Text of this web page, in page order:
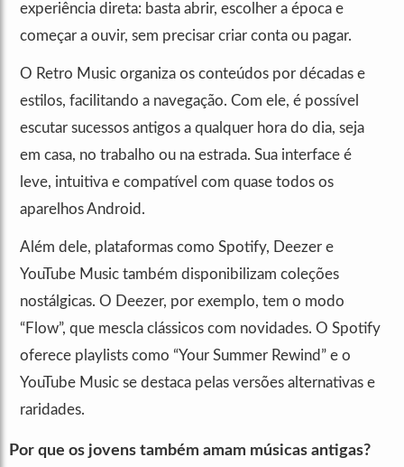
experiência direta: basta abrir, escolher a época e
começar a ouvir, sem precisar criar conta ou pagar.
O Retro Music organiza os conteúdos por décadas e
estilos, facilitando a navegação. Com ele, é possível
escutar sucessos antigos a qualquer hora do dia, seja
em casa, no trabalho ou na estrada. Sua interface é
leve, intuitiva e compatível com quase todos os
aparelhos Android.
Além dele, plataformas como Spotify, Deezer e
YouTube Music também disponibilizam coleções
nostálgicas. O Deezer, por exemplo, tem o modo
“Flow”, que mescla clássicos com novidades. O Spotify
oferece playlists como “Your Summer Rewind” e o
YouTube Music se destaca pelas versões alternativas e
raridades.
Por que os jovens também amam músicas antigas?